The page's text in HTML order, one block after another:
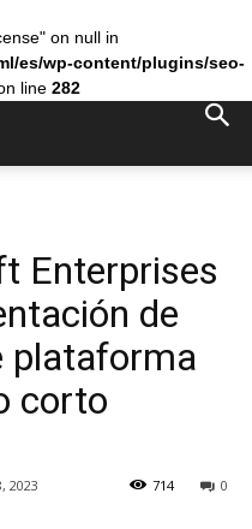
on null in
es/wp-content/plugins/seo-
line 282
Enterprises
de
plataforma
corto
2023 0
714